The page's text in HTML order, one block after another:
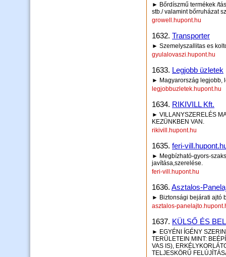
► Bőrdíszmű termékek /
stb./ valamint bőrruházat
growell.hupont.hu
1632. Transporter
► Szemelyszallitas es
gyulalovaszi.hupont.hu
1633. Legjobb üzletek
► Magyarország legjobb,
legjobbuzletek.hupont.hu
1634. RIKIVILL Kft.
► VILLANYSZERELÉS
KEZÜNKBEN VAN.
rikivill.hupont.hu
1635. feri-
► Megbízható-gyors-
javítása,szerelése.
feri-vill.hupont.hu
1636. Asztalos-
► Biztonsági bejárati ajtó
asztalos-
1637. KÜLSŐ ÉS
► EGYÉNI ÍGÉNY
TERÜLETEIN MINT:
VAS IS),
TELJESKÖRŰ